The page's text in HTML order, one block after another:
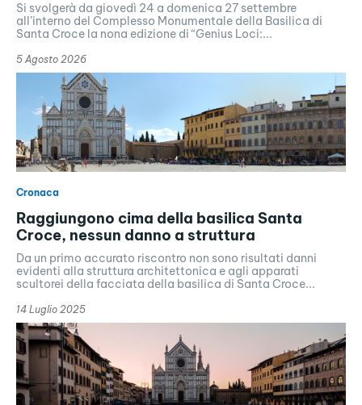
Si svolgerà da giovedì 24 a domenica 27 settembre
all’interno del Complesso Monumentale della Basilica di
Santa Croce la nona edizione di “Genius Loci:...
5 Agosto 2026
Cronaca
Raggiungono cima della basilica Santa
Croce, nessun danno a struttura
Da un primo accurato riscontro non sono risultati danni
evidenti alla struttura architettonica e agli apparati
scultorei della facciata della basilica di Santa Croce...
14 Luglio 2025